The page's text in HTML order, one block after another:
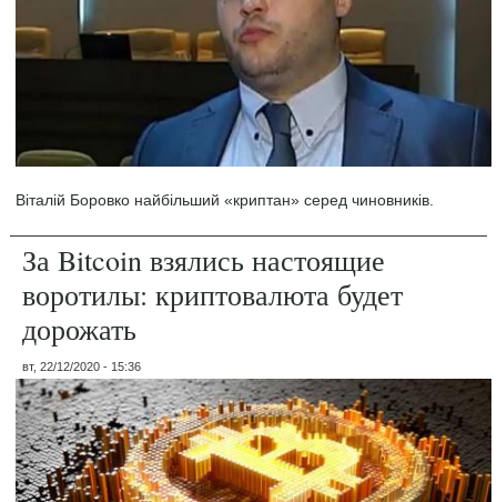
Віталій Боровко найбільший «криптан» серед чиновників.
За Bitcoin взялись настоящие
воротилы: криптовалюта будет
дорожать
вт, 22/12/2020 - 15:36